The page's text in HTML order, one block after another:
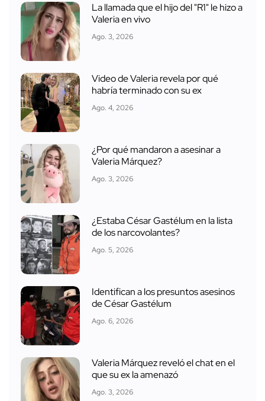
La llamada que el hijo del "R1" le hizo a
Valeria en vivo
Ago. 3, 2026
Video de Valeria revela por qué
habría terminado con su ex
Ago. 4, 2026
¿Por qué mandaron a asesinar a
Valeria Márquez?
Ago. 3, 2026
¿Estaba César Gastélum en la lista
de los narcovolantes?
Ago. 5, 2026
Identifican a los presuntos asesinos
de César Gastélum
Ago. 6, 2026
Valeria Márquez reveló el chat en el
que su ex la amenazó
Ago. 3, 2026